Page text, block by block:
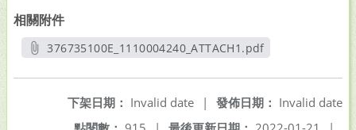
相關附件
376735100E_1110004240_ATTACH1.pdf
發佈日期： Invalid date
下架日期： Invalid date
|